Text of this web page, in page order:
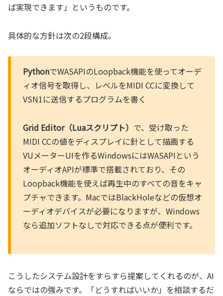
ば実現できます」というものです。
具体的な方針は次の2段構成。
PythonでWASAPIのLoopback機能を使ってオーデ
ィオ信号を取得し、レベルをMIDI CCに変換して
VSN1に送信するプログラムを書く
Grid Editor（Luaスクリプト） で、受け取った
MIDI CCの値をディスプレイに針として描画する
VUメーターUIを作るWindowsにはWASAPIという
オーディオAPIが標準で搭載されており、その
Loopback機能を使えば再生中のすべての音をキャ
プチャできます。MacではBlackHoleなどの仮想オ
ーディオデバイスが必要になりますが、Windows
なら追加ソフトなしで対応できる点が便利です。
こうしたシステム設計をすらすら提案してくれるのが、AI
ならではの強みです。「どうすればいいか」を相談するだ